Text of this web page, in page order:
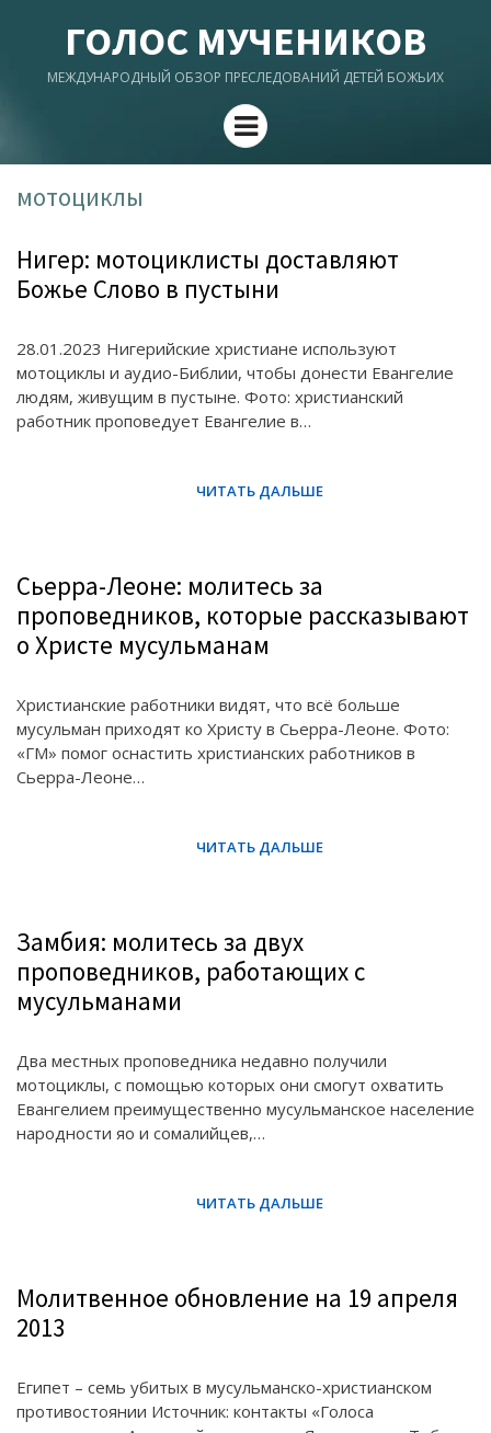
ГОЛОС МУЧЕНИКОВ
МЕЖДУНАРОДНЫЙ ОБЗОР ПРЕСЛЕДОВАНИЙ ДЕТЕЙ БОЖЬИХ
Menu
мотоциклы
Нигер: мотоциклисты доставляют
Божье Слово в пустыни
28.01.2023 Нигерийские христиане используют
мотоциклы и аудио-Библии, чтобы донести Евангелие
людям, живущим в пустыне. Фото: христианский
работник проповедует Евангелие в…
Сьерра-Леоне: молитесь за
проповедников, которые рассказывают
о Христе мусульманам
Христианские работники видят, что всё больше
мусульман приходят ко Христу в Сьерра-Леоне. Фото:
«ГМ» помог оснастить христианских работников в
Сьерра-Леоне…
Замбия: молитесь за двух
проповедников, работающих с
мусульманами
Два местных проповедника недавно получили
мотоциклы, с помощью которых они смогут охватить
Евангелием преимущественно мусульманское население
народности яо и сомалийцев,…
Молитвенное обновление на 19 апреля
2013
Египет – семь убитых в мусульманско-христианском
противостоянии Источник: контакты «Голоса